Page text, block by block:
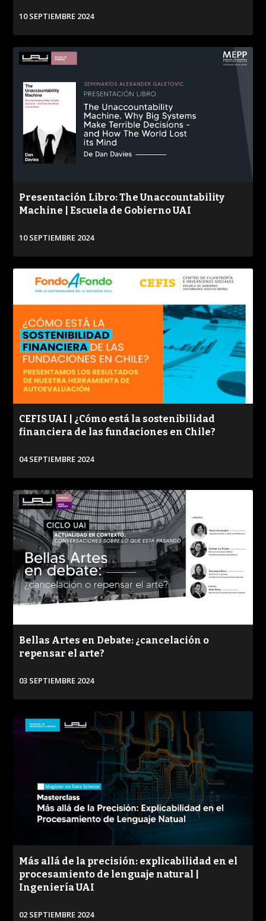
10 SEPTIEMBRE 2024
VER
Presentación Libro: The Unaccountability
Machine | Escuela de Gobierno UAI
10 SEPTIEMBRE 2024
VER
CEFIS UAI | ¿Cómo está la sostenibilidad
financiera de las fundaciones en Chile?
04 SEPTIEMBRE 2024
VER
Bellas Artes en Debate: ¿cancelación o
repensar el arte?
03 SEPTIEMBRE 2024
VER
Más allá de la precisión: explicabilidad en el
procesamiento de lenguaje natural |
Ingeniería UAI
02 SEPTIEMBRE 2024
CONVERSACIONES SOBRE LO NUESTRO